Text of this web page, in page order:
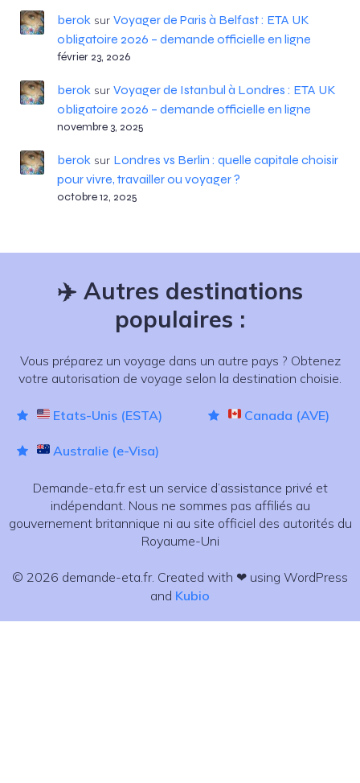
beroksur Voyager de Paris à Belfast : ETA UK
obligatoire 2026 – demande officielle en ligne
février 23, 2026
beroksur Voyager de Istanbul à Londres : ETA UK
obligatoire 2026 – demande officielle en ligne
novembre 3, 2025
beroksur Londres vs Berlin : quelle capitale choisir
pour vivre, travailler ou voyager ?
octobre 12, 2025
✈️ Autres destinations
populaires :
Vous préparez un voyage dans un autre pays ? Obtenez
votre autorisation de voyage selon la destination choisie.
Etats-Unis (ESTA) Canada (AVE)
Australie (e-Visa)
Demande-eta.fr est un service d’assistance privé et
indépendant. Nous ne sommes pas affiliés au
gouvernement britannique ni au site officiel des autorités du
Royaume-Uni
© 2026 demande-eta.fr. Created with ❤ using WordPress
and Kubio